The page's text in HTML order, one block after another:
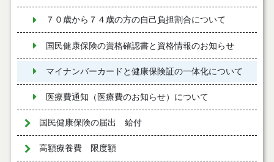
７０歳から７４歳の方の自己負担割合について
国民健康保険の資格確認書と資格情報のお知らせ
マイナンバーカードと健康保険証の一体化について
医療費通知（医療費のお知らせ）について
国民健康保険の届出 給付
高額療養費 限度額